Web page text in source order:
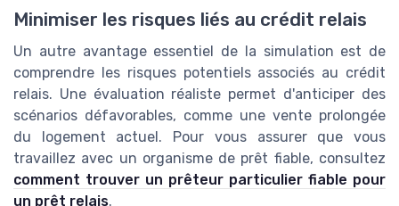
Minimiser les risques liés au crédit relais
Un autre avantage essentiel de la simulation est de
comprendre les risques potentiels associés au crédit
relais. Une évaluation réaliste permet d'anticiper des
scénarios défavorables, comme une vente prolongée
du logement actuel. Pour vous assurer que vous
travaillez avec un organisme de prêt fiable, consultez
comment trouver un prêteur particulier fiable pour
un prêt relais.